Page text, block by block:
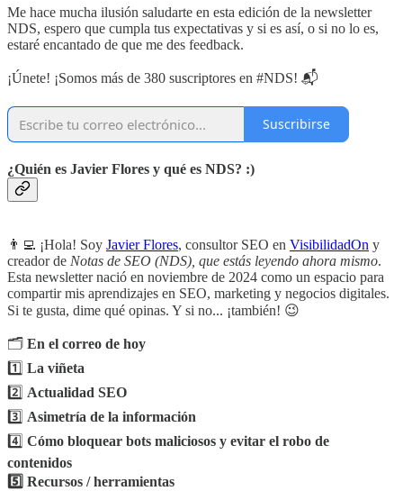
Me hace mucha ilusión saludarte en esta edición de la newsletter
NDS, espero que cumpla tus expectativas y si es así, o si no lo es,
estaré encantado de que me des feedback.
¡Únete! ¡Somos más de 380 suscriptores en #NDS! 📬
Suscribirse
¿Quién es Javier Flores y qué es NDS? :)
👨‍💻 ¡Hola! Soy Javier Flores, consultor SEO en VisibilidadOn y
creador de Notas de SEO (NDS), que estás leyendo ahora mismo.
Esta newsletter nació en noviembre de 2024 como un espacio para
compartir mis aprendizajes en SEO, marketing y negocios digitales.
Si te gusta, dime qué opinas. Y si no... ¡también! 😉
🗂️ En el correo de hoy
1️⃣ La viñeta
2️⃣ Actualidad SEO
3️⃣ Asimetría de la información
4️⃣ Cómo bloquear bots maliciosos y evitar el robo de
contenidos
5️⃣ Recursos / herramientas